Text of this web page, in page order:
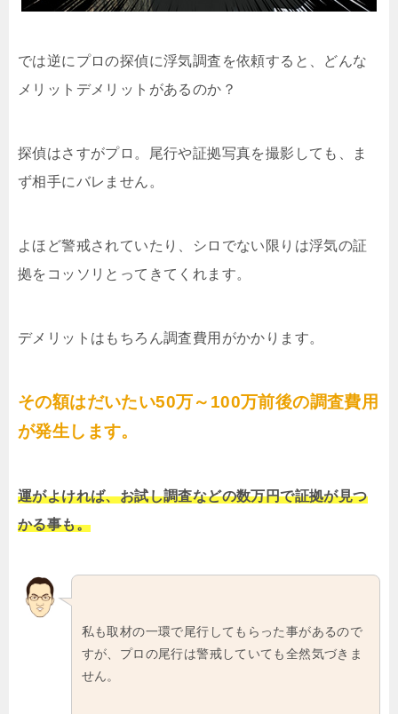
では逆にプロの探偵に浮気調査を依頼すると、どんな
メリットデメリットがあるのか？
探偵はさすがプロ。尾行や証拠写真を撮影しても、ま
ず相手にバレません。
よほど警戒されていたり、シロでない限りは浮気の証
拠をコッソリとってきてくれます。
デメリットはもちろん調査費用がかかります。
その額はだいたい50万～100万前後の調査費用
が発生します。
運がよければ、お試し調査などの数万円で証拠が見つ
かる事も。
私も取材の一環で尾行してもらった事があるので
すが、プロの尾行は警戒していても全然気づきま
せん。